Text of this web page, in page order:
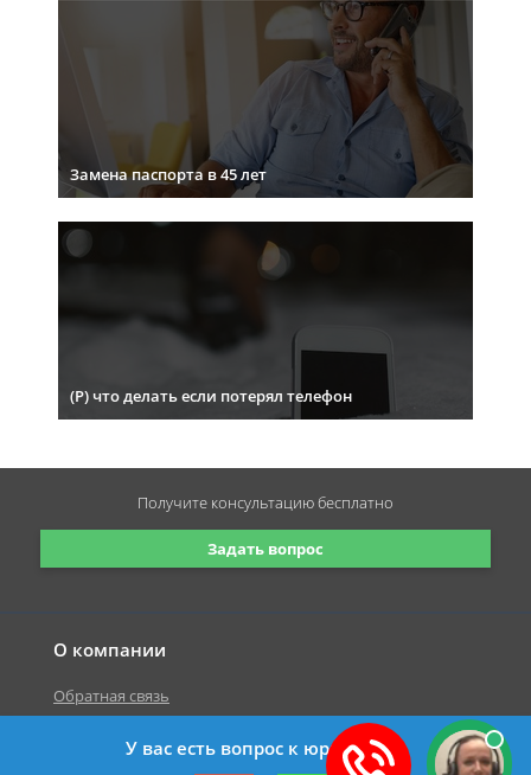
Замена паспорта в 45 лет
(Р) что делать если потерял телефон
О компании
Обратная связь
Задать вопрос
Получите консультациюбесплатно
У вас есть вопрос к юристу?